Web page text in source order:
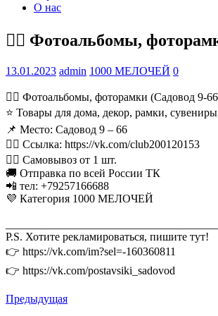
О нас
💁‍♂ Фотоальбомы,
13.01.2023 admin 1000 МЕЛОЧЕЙ 0
💁‍♂ Фотоальбомы, фоторамки (Садовод 9-
⭐ Товары для дома, декор, рамки,
📌 Место: Садовод 9 – 66
👉🏻 Ссылка: https://vk.com/club200120153
🏃‍♂ Самовывоз от 1 шт.
🚚 Отправка по всей России ТК
📲 тел: +79257166688
💜 Категория 1000 МЕЛОЧЕЙ
P.S. Хотите рекламироваться, пишите тут!
👉 https://vk.com/im?sel=-160360811
👉 https://vk.com/postavsiki_sadovod
Предыдущая